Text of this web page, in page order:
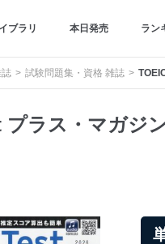
ブラリ 本日発売 ラン
試験問題集・資格 雑誌
プラス・マガジ